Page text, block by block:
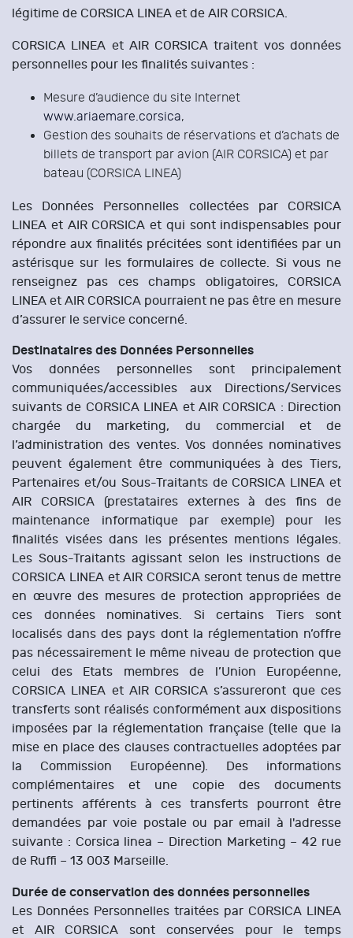
légitime de CORSICA LINEA et de AIR CORSICA.
CORSICA LINEA et AIR CORSICA traitent vos données
personnelles pour les finalités suivantes :
Mesure d’audience du site Internet
www.ariaemare.corsica,
Gestion des souhaits de réservations et d’achats de
billets de transport par avion (AIR CORSICA) et par
bateau (CORSICA LINEA)
Les Données Personnelles collectées par CORSICA
LINEA et AIR CORSICA et qui sont indispensables pour
répondre aux finalités précitées sont identifiées par un
astérisque sur les formulaires de collecte. Si vous ne
renseignez pas ces champs obligatoires, CORSICA
LINEA et AIR CORSICA pourraient ne pas être en mesure
d’assurer le service concerné.
Destinataires des Données Personnelles
Vos données personnelles sont principalement
communiquées/accessibles aux Directions/Services
suivants de CORSICA LINEA et AIR CORSICA : Direction
chargée du marketing, du commercial et de
l’administration des ventes. Vos données nominatives
peuvent également être communiquées à des Tiers,
Partenaires et/ou Sous-Traitants de CORSICA LINEA et
AIR CORSICA (prestataires externes à des fins de
maintenance informatique par exemple) pour les
finalités visées dans les présentes mentions légales.
Les Sous-Traitants agissant selon les instructions de
CORSICA LINEA et AIR CORSICA seront tenus de mettre
en œuvre des mesures de protection appropriées de
ces données nominatives. Si certains Tiers sont
localisés dans des pays dont la réglementation n’offre
pas nécessairement le même niveau de protection que
celui des Etats membres de l’Union Européenne,
CORSICA LINEA et AIR CORSICA s’assureront que ces
transferts sont réalisés conformément aux dispositions
imposées par la réglementation française (telle que la
mise en place des clauses contractuelles adoptées par
la Commission Européenne). Des informations
complémentaires et une copie des documents
pertinents afférents à ces transferts pourront être
demandées par voie postale ou par email à l'adresse
suivante : Corsica linea – Direction Marketing – 42 rue
de Ruffi – 13 003 Marseille.
Durée de conservation des données personnelles
Les Données Personnelles traitées par CORSICA LINEA
et AIR CORSICA sont conservées pour le temps